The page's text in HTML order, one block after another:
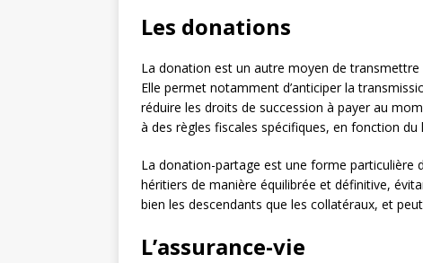
Les donations
La donation est un autre moyen de
Elle permet notamment d’anticiper la
réduire les droits de succession à payer au
à des règles fiscales spécifiques, en fonction
La donation-partage est une forme particulière
héritiers de manière équilibrée et définitive,
bien les descendants que les collatéraux, et
L’assurance-vie